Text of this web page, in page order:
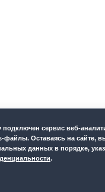
подключен сервис веб-
файлы. Оставаясь на сайте,
данных в порядке,
.